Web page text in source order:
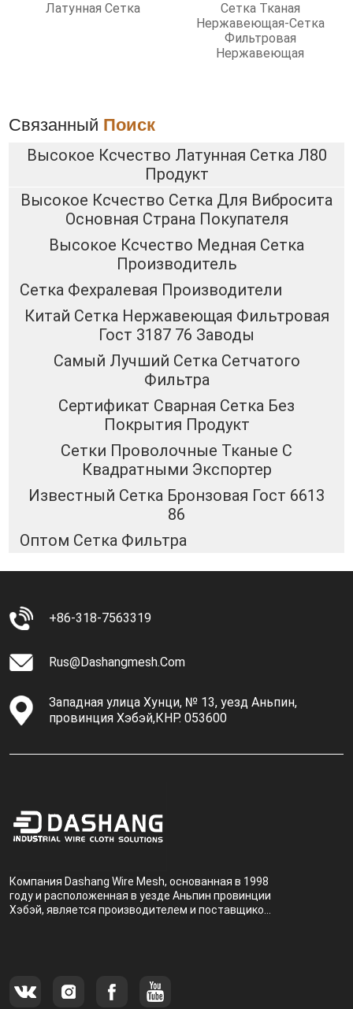
Латунная Сетка
Сетка Тканая
Нержавеющая-Сетка
Фильтровая
Нержавеющая
Связанный Поиск
Высокое Ксчество Латунная Сетка Л80
Продукт
Высокое Ксчество Сетка Для Вибросита
Основная Страна Покупателя
Высокое Ксчество Медная Сетка
Производитель
Сетка Фехралевая Производители
Китай Сетка Нержавеющая Фильтровая
Гост 3187 76 Заводы
Самый Лучший Сетка Сетчатого
Фильтра
Сертификат Сварная Сетка Без
Покрытия Продукт
Сетки Проволочные Тканые С
Квадратными Экспортер
Известный Сетка Бронзовая Гост 6613
86
Оптом Сетка Фильтра
+86-318-7563319
Rus@dashangmesh.com
Западная улица Хунци, № 13, уезд Аньпин,
провинция Хэбэй,КНР. 053600
Компания Dashang Wire Mesh, основанная в 1998
году и расположенная в уезде Аньпин провинции
Хэбэй, является производителем и поставщиком,